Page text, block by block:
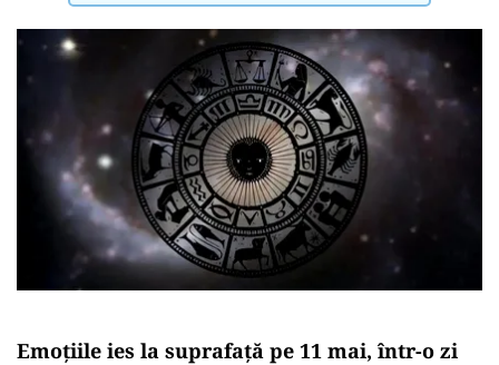
Emoțiile ies la suprafață pe 11 mai, într-o zi